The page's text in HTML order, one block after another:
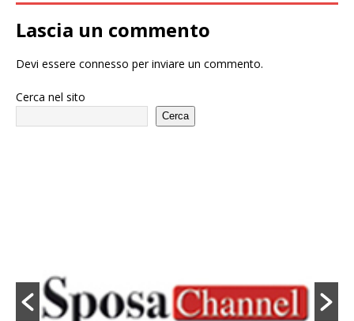
Lascia un commento
Devi essere connesso per inviare un commento.
Cerca nel sito
Cerca